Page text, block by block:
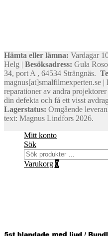
Hämta eller lämna: Vardagar
Helg | Besöksadress: Gula
34, port A , 64534 Strängnäs.
magnus[at]smalfilmexperten.se |
reparationer av andra
din defekta och få ett visst
Lagerstatus: Omgående
text: Magnus Lindfors 2026.
Mitt konto
Sök
Sök
efter:
Varukorg 0